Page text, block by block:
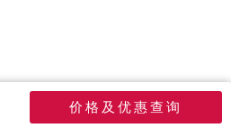
价格及优惠查询